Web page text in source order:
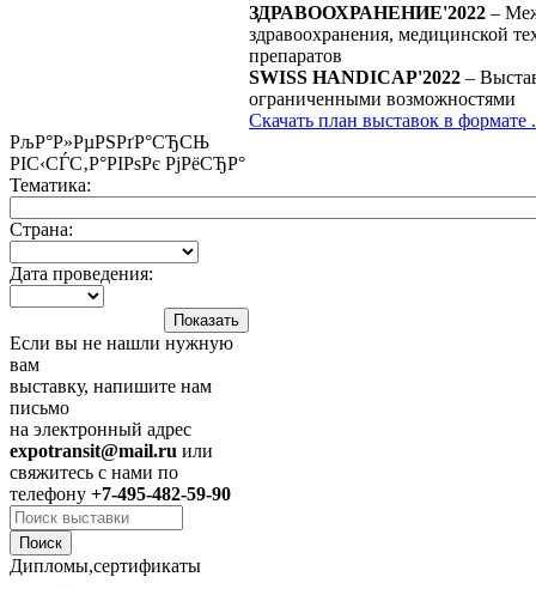
ЗДРАВООХРАНЕНИЕ'2022 –
здравоохранения, медицинской
препаратов
SWISS HANDICAP'2022 –
ограниченными возможностями
Скачать план выставок в формате
РљР°Р»РµРЅРґР°СЂСЊ
РІС‹СЃС‚Р°РІРѕРє РјРёСЂР°
Тематика:
Страна:
Дата проведения:
Если вы не нашли нужную
вам
выставку, напишите нам
письмо
на электронный адрес
expotransit@mail.ru или
свяжитесь с нами по
телефону +7-495-482-59-90
Дипломы,сертификаты